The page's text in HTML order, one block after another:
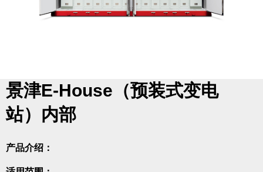
景津E-House（预装式变电
站）内部
产品介绍：